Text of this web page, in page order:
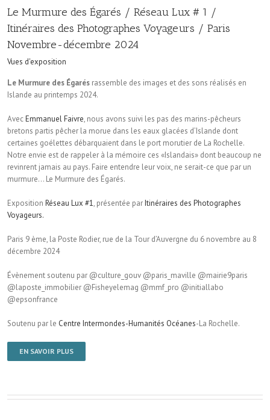
Le Murmure des Égarés / Réseau Lux # 1 /
Itinéraires des Photographes Voyageurs / Paris
Novembre-décembre 2024
Vues d'exposition
Le Murmure des Égarés rassemble des images et des sons réalisés en
Islande au printemps 2024.
AvecEmmanuel Faivre, nous avons suivi les pas des marins-pêcheurs
bretons partis pêcher la morue dans les eaux glacées d’Islande dont
certaines goélettes débarquaient dans le port morutier de La Rochelle.
Notre envie est de rappeler à la mémoire ces «Islandais» dont beaucoup ne
revinrent jamais au pays. Faire entendre leur voix, ne serait-ce que par un
murmure… Le Murmure des Égarés.
Exposition Réseau Lux #1, présentée parItinéraires des Photographes
Voyageurs.
Paris 9 ème, la Poste Rodier, rue de la Tour d’Auvergne du 6 novembre au 8
décembre 2024
Évènement soutenu par @culture_gouv @paris_maville @mairie9paris
@laposte_immobilier @Fisheyelemag @mmf_pro @initiallabo
@epsonfrance
Soutenu par le Centre Intermondes-Humanités Océanes-La Rochelle.
EN SAVOIR PLUS